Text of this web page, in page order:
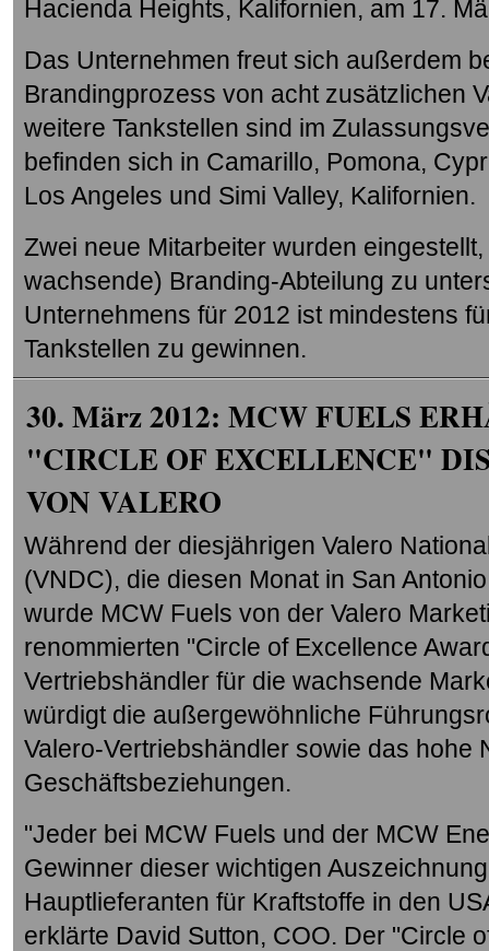
Hacienda Heights, Kalifornien, am 17.
Das Unternehmen freut sich außerdem
Brandingprozess von acht zusätzlichen
weitere Tankstellen sind im
befinden sich in Camarillo, Pomona,
Los Angeles und Simi Valley, Kalifornien.
Zwei neue Mitarbeiter wurden
wachsende) Branding-Abteilung zu
Unternehmens für 2012 ist mindestens
Tankstellen zu gewinnen.
30. März 2012: MCW FUELS
"CIRCLE OF EXCELLENCE"
VON VALERO
Während der diesjährigen Valero
(VNDC), die diesen Monat in San
wurde MCW Fuels von der Valero
renommierten "Circle of Excellence
Vertriebshändler für die wachsende
würdigt die außergewöhnliche
Valero-Vertriebshändler sowie das hohe
Geschäftsbeziehungen.
"Jeder bei MCW Fuels und der MCW
Gewinner dieser wichtigen
Hauptlieferanten für Kraftstoffe in den
erklärte David Sutton, COO. Der "Circle